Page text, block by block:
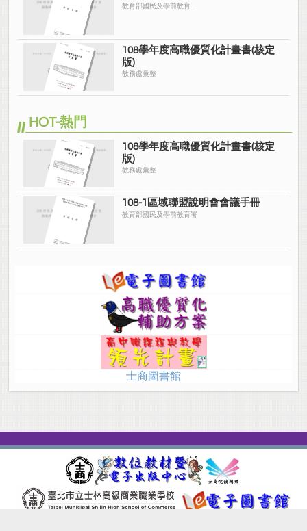
教育部國民及學前教育...
108學年度高職優質化計畫書(核定
版)
教務處彙整
HOT-熱門
108學年度高職優質化計畫書(核定
版)
教務處彙整
108-1區域聯盟說明會會議手冊
教育部國民及學前教育署
士商圖書館